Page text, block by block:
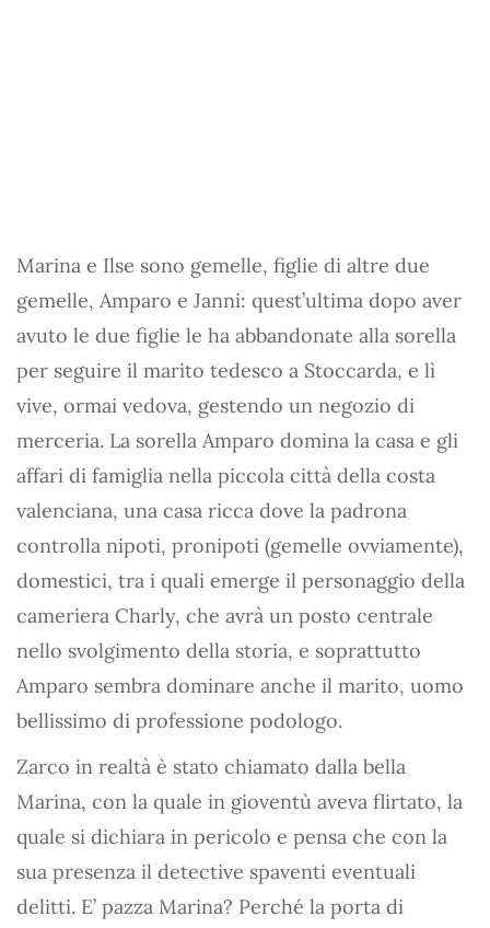
Marina e Ilse sono gemelle, figlie di altre due
gemelle, Amparo e Janni: quest’ultima dopo aver
avuto le due figlie le ha abbandonate alla sorella
per seguire il marito tedesco a Stoccarda, e lì
vive, ormai vedova, gestendo un negozio di
merceria. La sorella Amparo domina la casa e gli
affari di famiglia nella piccola città della costa
valenciana, una casa ricca dove la padrona
controlla nipoti, pronipoti (gemelle ovviamente),
domestici, tra i quali emerge il personaggio della
cameriera Charly, che avrà un posto centrale
nello svolgimento della storia, e soprattutto
Amparo sembra dominare anche il marito, uomo
bellissimo di professione podologo.
Zarco in realtà è stato chiamato dalla bella
Marina, con la quale in gioventù aveva flirtato, la
quale si dichiara in pericolo e pensa che con la
sua presenza il detective spaventi eventuali
delitti. E’ pazza Marina? Perché la porta di